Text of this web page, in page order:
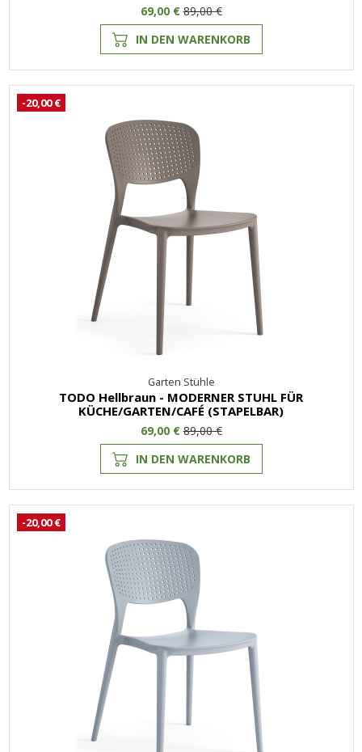
69,00 €89,00 €
IN DEN WARENKORB
-20,00 €
Garten Stühle
TODO Hellbraun - MODERNER STUHL FÜR
KÜCHE/GARTEN/CAFÉ (STAPELBAR)
69,00 €89,00 €
IN DEN WARENKORB
-20,00 €